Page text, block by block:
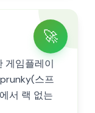
🚀
게임플레이
스프
서 랙 없는